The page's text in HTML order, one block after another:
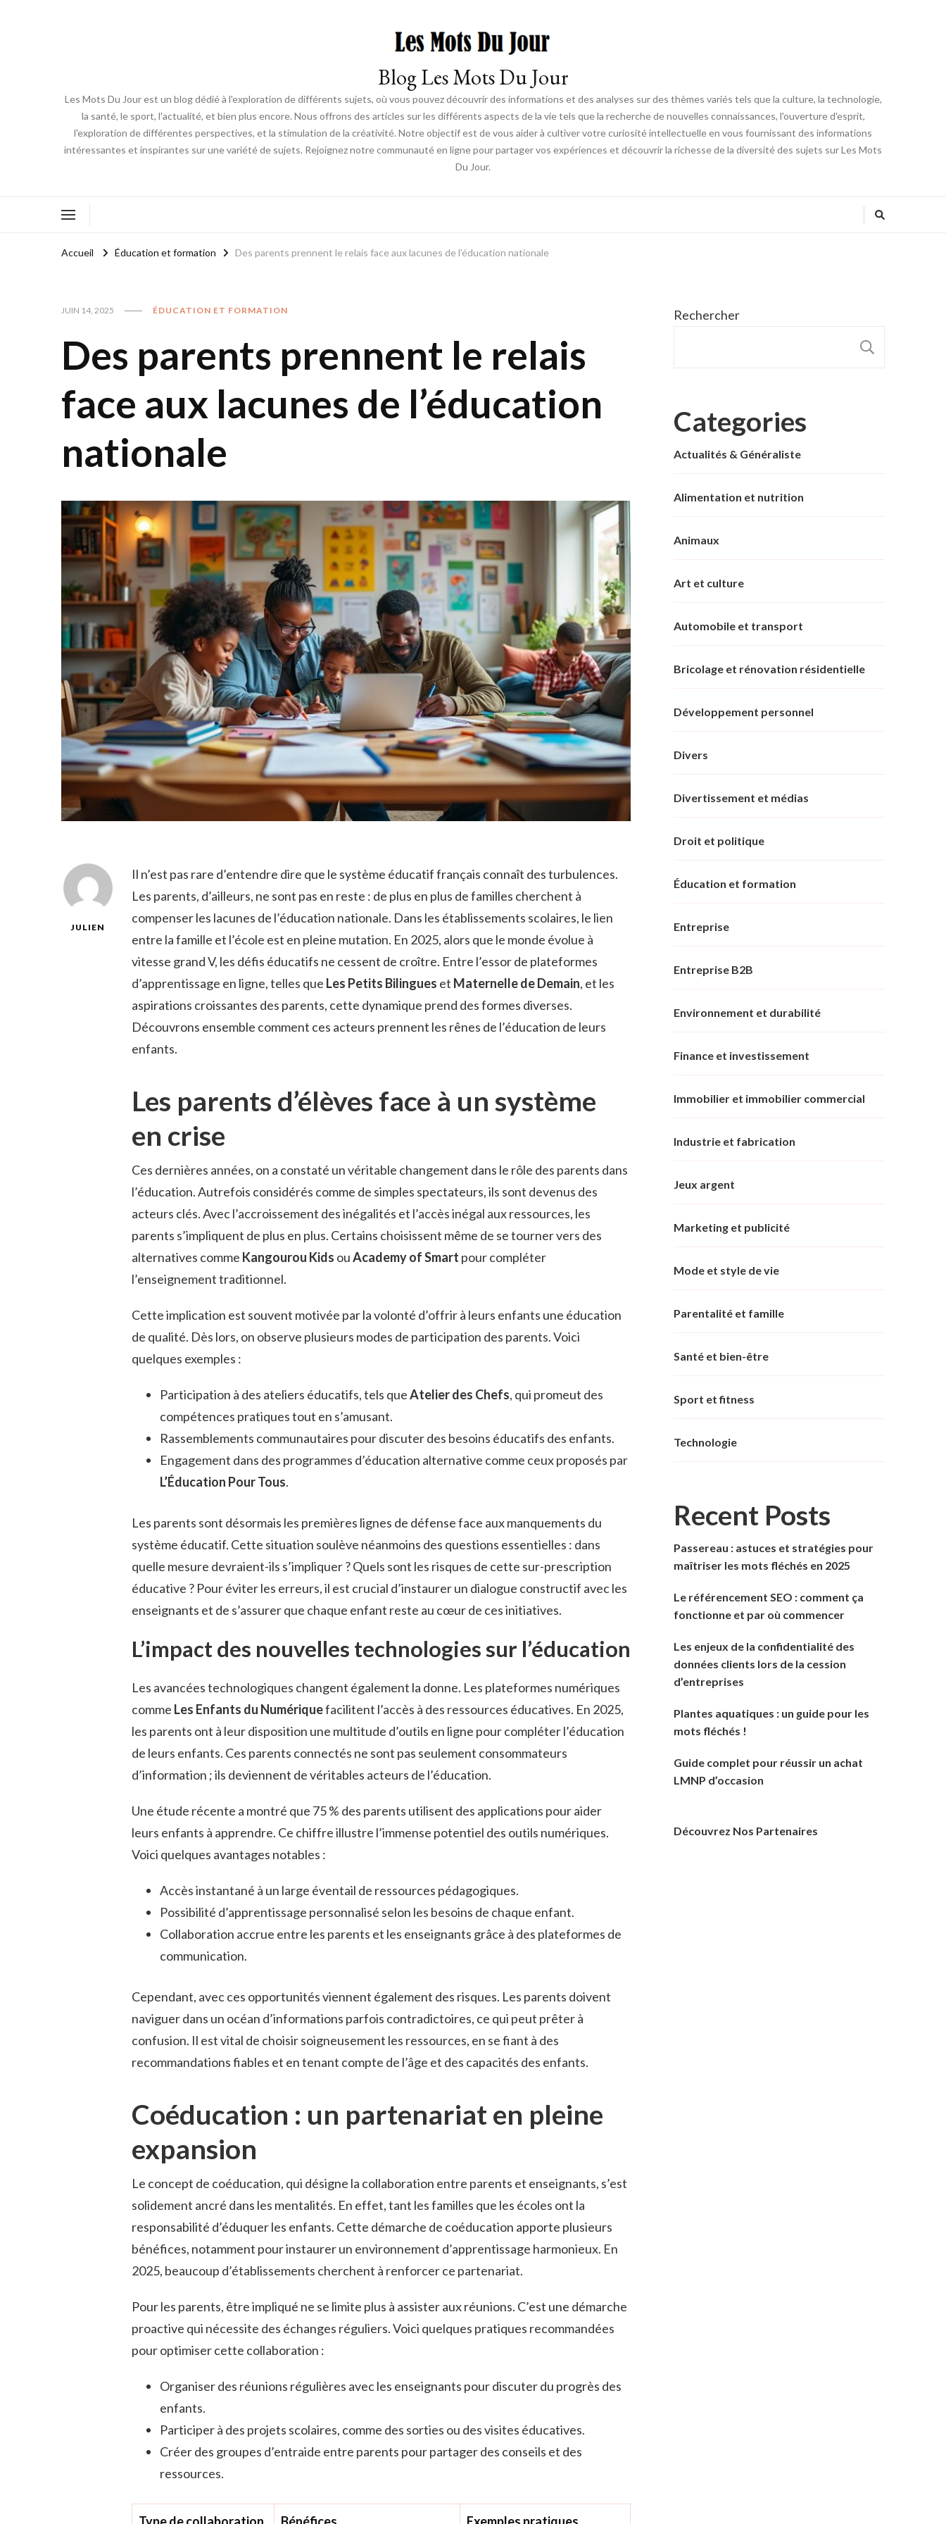
Blog Les Mots Du Jour
Les Mots Du Jour est un blog dédié à l'exploration de différents sujets, où vous pouvez découvrir des informations et des analyses sur des thèmes variés tels que la culture, la technologie,
la santé, le sport, l'actualité, et bien plus encore. Nous offrons des articles sur les différents aspects de la vie tels que la recherche de nouvelles connaissances, l'ouverture d'esprit,
l'exploration de différentes perspectives, et la stimulation de la créativité. Notre objectif est de vous aider à cultiver votre curiosité intellectuelle en vous fournissant des informations
intéressantes et inspirantes sur une variété de sujets. Rejoignez notre communauté en ligne pour partager vos expériences et découvrir la richesse de la diversité des sujets sur Les Mots
Du Jour.
Accueil Éducation et formation Des parents prennent le relais face aux lacunes de l’éducation nationale
JUIN 14, 2025 ÉDUCATION ET FORMATION
Des parents prennent le relais
face aux lacunes de l’éducation
nationale
JULIEN
Il n’est pas rare d’entendre dire que le système éducatif français connaît des turbulences.
Les parents, d’ailleurs, ne sont pas en reste : de plus en plus de familles cherchent à
compenser les lacunes de l’éducation nationale. Dans les établissements scolaires, le lien
entre la famille et l’école est en pleine mutation. En 2025, alors que le monde évolue à
vitesse grand V, les défis éducatifs ne cessent de croître. Entre l’essor de plateformes
d’apprentissage en ligne, telles que Les Petits Bilingues et Maternelle de Demain, et les
aspirations croissantes des parents, cette dynamique prend des formes diverses.
Découvrons ensemble comment ces acteurs prennent les rênes de l’éducation de leurs
enfants.
Les parents d’élèves face à un système
en crise
Ces dernières années, on a constaté un véritable changement dans le rôle des parents dans
l’éducation. Autrefois considérés comme de simples spectateurs, ils sont devenus des
acteurs clés. Avec l’accroissement des inégalités et l’accès inégal aux ressources, les
parents s’impliquent de plus en plus. Certains choisissent même de se tourner vers des
alternatives comme Kangourou Kids ouAcademy of Smart pour compléter
l’enseignement traditionnel.
Cette implication est souvent motivée par la volonté d’offrir à leurs enfants une éducation
de qualité. Dès lors, on observe plusieurs modes de participation des parents. Voici
quelques exemples :
Participation à des ateliers éducatifs, tels queAtelier des Chefs, qui promeut des
compétences pratiques tout en s’amusant.
Rassemblements communautaires pour discuter des besoins éducatifs des enfants.
Engagement dans des programmes d’éducation alternative comme ceux proposés par
L’Éducation Pour Tous.
Les parents sont désormais les premières lignes de défense face aux manquements du
système éducatif. Cette situation soulève néanmoins des questions essentielles : dans
quelle mesure devraient-ils s’impliquer ? Quels sont les risques de cette sur-prescription
éducative ? Pour éviter les erreurs, il est crucial d’instaurer un dialogue constructif avec les
enseignants et de s’assurer que chaque enfant reste au cœur de ces initiatives.
L’impact des nouvelles technologies sur l’éducation
Les avancées technologiques changent également la donne. Les plateformes numériques
comme Les Enfants du Numériquefacilitent l’accès à des ressources éducatives. En 2025,
les parents ont à leur disposition une multitude d’outils en ligne pour compléter l’éducation
de leurs enfants. Ces parents connectés ne sont pas seulement consommateurs
d’information ; ils deviennent de véritables acteurs de l’éducation.
Une étude récente a montré que 75 % des parents utilisent des applications pour aider
leurs enfants à apprendre. Ce chiffre illustre l’immense potentiel des outils numériques.
Voici quelques avantages notables :
Accès instantané à un large éventail de ressources pédagogiques.
Possibilité d’apprentissage personnalisé selon les besoins de chaque enfant.
Collaboration accrue entre les parents et les enseignants grâce à des plateformes de
communication.
Cependant, avec ces opportunités viennent également des risques. Les parents doivent
naviguer dans un océan d’informations parfois contradictoires, ce qui peut prêter à
confusion. Il est vital de choisir soigneusement les ressources, en se fiant à des
recommandations fiables et en tenant compte de l’âge et des capacités des enfants.
Coéducation : un partenariat en pleine
expansion
Le concept de coéducation, qui désigne la collaboration entre parents et enseignants, s’est
solidement ancré dans les mentalités. En effet, tant les familles que les écoles ont la
responsabilité d’éduquer les enfants. Cette démarche de coéducation apporte plusieurs
bénéfices, notamment pour instaurer un environnement d’apprentissage harmonieux. En
2025, beaucoup d’établissements cherchent à renforcer ce partenariat.
Pour les parents, être impliqué ne se limite plus à assister aux réunions. C’est une démarche
proactive qui nécessite des échanges réguliers. Voici quelques pratiques recommandées
pour optimiser cette collaboration :
Organiser des réunions régulières avec les enseignants pour discuter du progrès des
enfants.
Participer à des projets scolaires, comme des sorties ou des visites éducatives.
Créer des groupes d’entraide entre parents pour partager des conseils et des
ressources.
Type de collaboration Bénéfices Exemples pratiques
Rechercher
Categories
Actualités & Généraliste
Alimentation et nutrition
Animaux
Art et culture
Automobile et transport
Bricolage et rénovation résidentielle
Développement personnel
Divers
Divertissement et médias
Droit et politique
Éducation et formation
Entreprise
Entreprise B2B
Environnement et durabilité
Finance et investissement
Immobilier et immobilier commercial
Industrie et fabrication
Jeux argent
Marketing et publicité
Mode et style de vie
Parentalité et famille
Santé et bien-être
Sport et fitness
Technologie
Recent Posts
Passereau : astuces et stratégies pour
maîtriser les mots fléchés en 2025
Le référencement SEO : comment ça
fonctionne et par où commencer
Les enjeux de la confidentialité des
données clients lors de la cession
d’entreprises
Plantes aquatiques : un guide pour les
mots fléchés !
Guide complet pour réussir un achat
LMNP d’occasion
Découvrez Nos Partenaires